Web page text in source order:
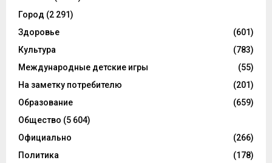
Город (2 291)
Здоровье
(601)
Культура
(783)
Международные детские игры
(55)
На заметку потребителю
(201)
Образование
(659)
Общество (5 604)
Официально
(266)
Политика
(178)